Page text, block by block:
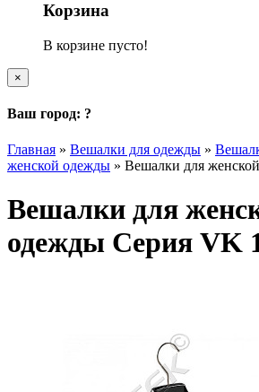
Корзина
В корзине пусто!
×
Ваш город: ?
Главная » Вешалки для одежды »
женской одежды » Вешалки для
Вешалки для
одежды Серия VK